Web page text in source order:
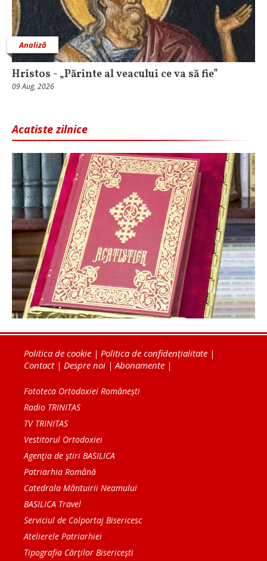
Analiză
Hristos - „Părinte al veacului ce va să fie”
09 Aug, 2026
Acatiste zilnice
Politica de cookie | Politica de confidențialitate |
Contact| Despre noi | Abonamente |
Fototeca Ortodoxiei Românești
Radio TRINITAS
TV TRINITAS
Vestitorul Ortodoxiei
Agenţia de ştiri BASILICA
Patriarhia Română
Catedrala Mântuirii Neamului
BASILICA Travel
Serviciul de Colportaj Bisericesc
Atelierele Patriarhiei
Tipografia Cărţilor Bisericeşti